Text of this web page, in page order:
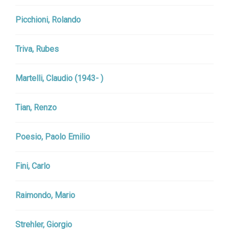
Picchioni, Rolando
Triva, Rubes
Martelli, Claudio (1943- )
Tian, Renzo
Poesio, Paolo Emilio
Fini, Carlo
Raimondo, Mario
Strehler, Giorgio